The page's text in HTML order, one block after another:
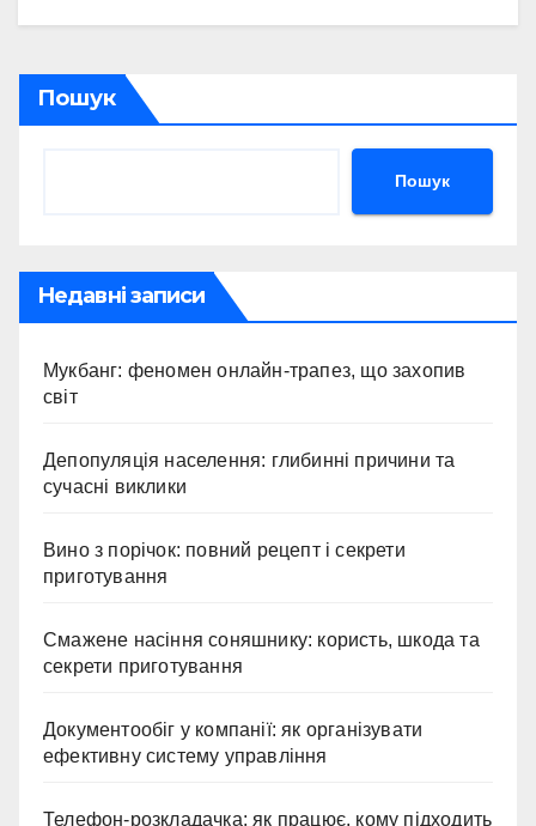
Пошук
Пошук
Недавні записи
Мукбанг: феномен онлайн-трапез, що захопив
світ
Депопуляція населення: глибинні причини та
сучасні виклики
Вино з порічок: повний рецепт і секрети
приготування
Смажене насіння соняшнику: користь, шкода та
секрети приготування
Документообіг у компанії: як організувати
ефективну систему управління
Телефон-розкладачка: як працює, кому підходить